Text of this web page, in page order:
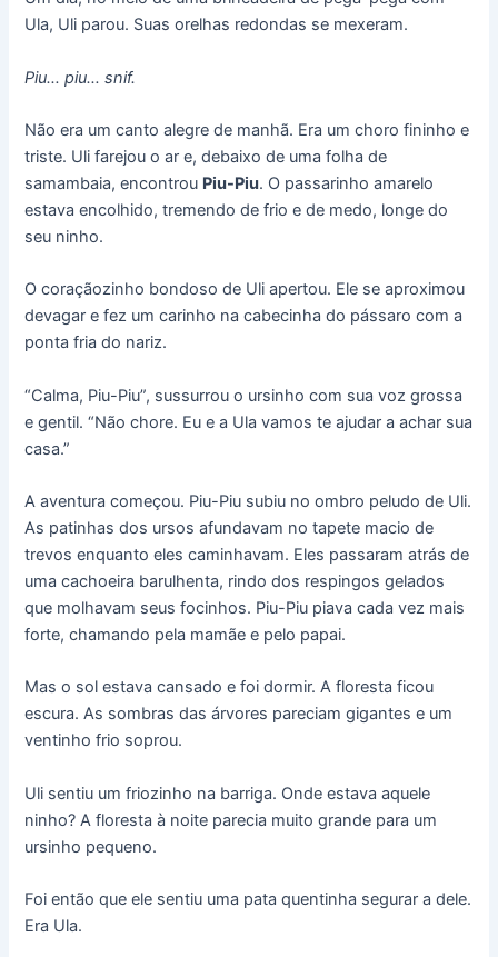
Ula, Uli parou. Suas orelhas redondas se mexeram.
Piu… piu… snif.
Não era um canto alegre de manhã. Era um choro fininho e
triste. Uli farejou o ar e, debaixo de uma folha de
samambaia, encontrou Piu-Piu. O passarinho amarelo
estava encolhido, tremendo de frio e de medo, longe do
seu ninho.
O coraçãozinho bondoso de Uli apertou. Ele se aproximou
devagar e fez um carinho na cabecinha do pássaro com a
ponta fria do nariz.
“Calma, Piu-Piu”, sussurrou o ursinho com sua voz grossa
e gentil. “Não chore. Eu e a Ula vamos te ajudar a achar sua
casa.”
A aventura começou. Piu-Piu subiu no ombro peludo de Uli.
As patinhas dos ursos afundavam no tapete macio de
trevos enquanto eles caminhavam. Eles passaram atrás de
uma cachoeira barulhenta, rindo dos respingos gelados
que molhavam seus focinhos. Piu-Piu piava cada vez mais
forte, chamando pela mamãe e pelo papai.
Mas o sol estava cansado e foi dormir. A floresta ficou
escura. As sombras das árvores pareciam gigantes e um
ventinho frio soprou.
Uli sentiu um friozinho na barriga. Onde estava aquele
ninho? A floresta à noite parecia muito grande para um
ursinho pequeno.
Foi então que ele sentiu uma pata quentinha segurar a dele.
Era Ula.